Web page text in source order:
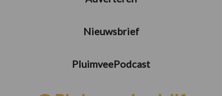
Nieuwsbrief
PluimveePodcast